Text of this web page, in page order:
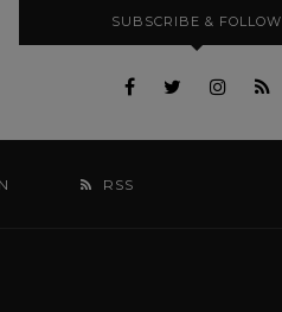
SUBSCRIBE & FOLLOW
RSS